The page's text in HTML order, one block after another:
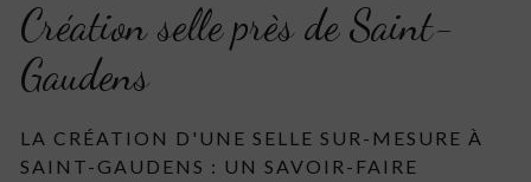
Création selle près de Saint-
Gaudens
LA CRÉATION D'UNE SELLE SUR-MESURE À
SAINT-GAUDENS : UN SAVOIR-FAIRE